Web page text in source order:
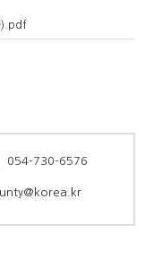
).pdf
054-730-6576